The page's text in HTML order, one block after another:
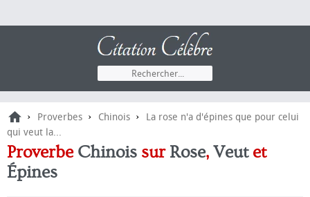
› Proverbes › Chinois ›
La rose n'a d'épines que pour celui
qui veut la...
Proverbe Chinois sur Rose, Veutet
Épines